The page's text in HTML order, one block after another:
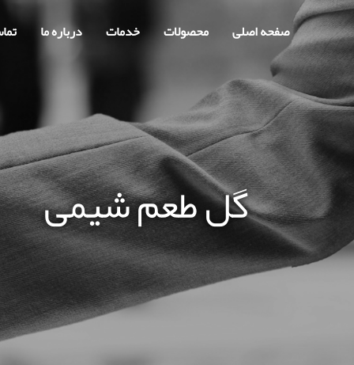
صفحه اصلی محصولات خدمات درباره ما
گل طعم شیمی